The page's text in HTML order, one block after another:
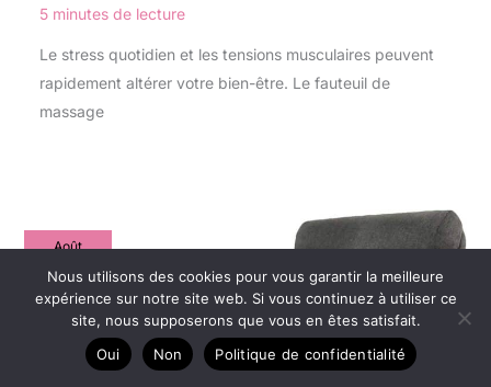
5 minutes de lecture
Le stress quotidien et les tensions musculaires peuvent
rapidement altérer votre bien-être. Le fauteuil de
massage
Août
13
2025
Nous utilisons des cookies pour vous garantir la meilleure
expérience sur notre site web. Si vous continuez à utiliser ce
site, nous supposerons que vous en êtes satisfait.
Oui
Non Politique de confidentialité